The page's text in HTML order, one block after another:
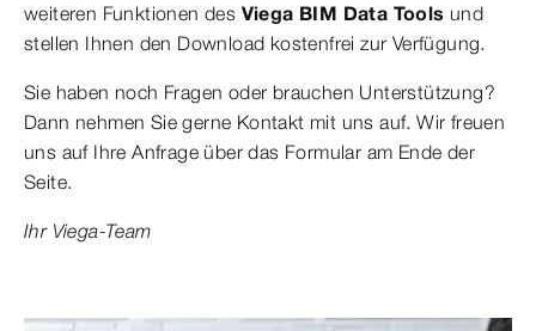
weiteren Funktionen des Viega BIM Data Tools und
stellen Ihnen den Download kostenfrei zur Verfügung.
Sie haben noch Fragen oder brauchen Unterstützung?
Dann nehmen Sie gerne Kontakt mit uns auf. Wir freuen
uns auf Ihre Anfrage über das Formular am Ende der
Seite.
Ihr Viega-Team